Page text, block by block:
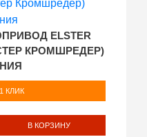
ELSTER
КРОМШРЕДЕР)
КЛИК
В КОРЗИНУ